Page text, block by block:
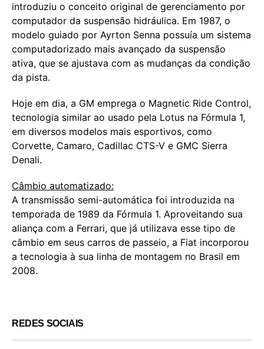
introduziu o conceito original de gerenciamento por
computador da suspensão hidráulica. Em 1987, o
modelo guiado por Ayrton Senna possuía um sistema
computadorizado mais avançado da suspensão
ativa, que se ajustava com as mudanças da condição
da pista.
Hoje em dia, a GM emprega o Magnetic Ride Control,
tecnologia similar ao usado pela Lotus na Fórmula 1,
em diversos modelos mais esportivos, como
Corvette, Camaro, Cadillac CTS-V e GMC Sierra
Denali.
Câmbio automatizado:
A transmissão semi-automática foi introduzida na
temporada de 1989 da Fórmula 1. Aproveitando sua
aliança com a Ferrari, que já utilizava esse tipo de
câmbio em seus carros de passeio, a Fiat incorporou
a tecnologia à sua linha de montagem no Brasil em
2008.
REDES SOCIAIS